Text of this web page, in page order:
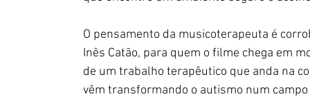
O pensamento da musicoterapeuta é
Inês Catão, para quem o filme chega em
de um trabalho terapêutico que anda na
vêm transformando o autismo num